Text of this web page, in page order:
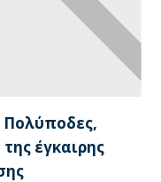
Πολύποδες,
έγκαιρης